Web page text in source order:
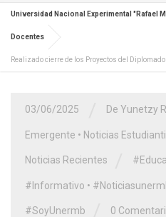
Universidad Nacional Experimental "Rafael
Docentes
Realizado cierre de los Proyectos del
03/06/2025 De Yunetzy
Emergente • Noticias
Noticias Recientes
#Informativo •
#SoyUnermb 0